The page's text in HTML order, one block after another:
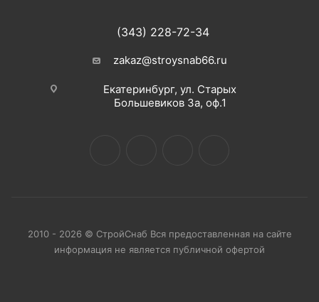
(343) 228-72-34
zakaz@stroysnab66.ru
Екатеринбург, ул. Старых
Большевиков 3а, оф.1
2010 - 2026 © СтройСнаб Вся предоставленная на сайте
информация не является публичной офертой